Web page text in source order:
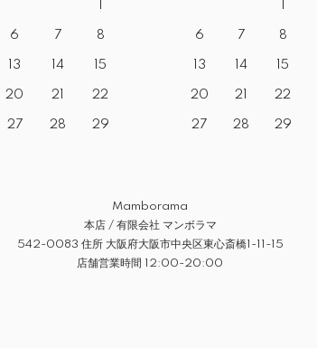
6 7 8
13 14 15
20 21 22
27 28 29
6 7 8
13 14 15
20 21 22
27 28 29
Mamborama
本店 / 有限会社 マンボラマ
542-0083 住所 大阪府大阪市中央区東心斎橋1-11-15
店舗営業時間 12:00-20:00